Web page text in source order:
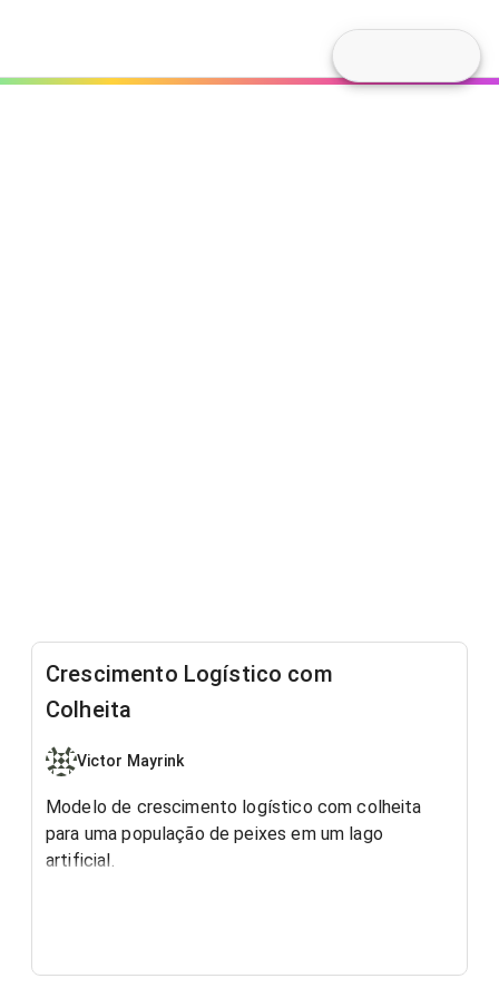
Crescimento Logístico com
Colheita
Victor Mayrink
Modelo de crescimento logístico com colheita
para uma população de peixes em um lago
artificial.